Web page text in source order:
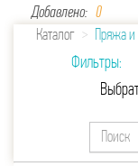
Добавлено: 0
Каталог
Пряжа и
Фильтры: